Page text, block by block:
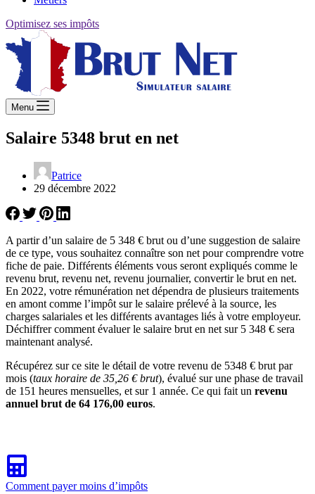
Optimisez ses impôts
Menu
Salaire 5348 brut en net
Patrice
29 décembre 2022
A partir d’un salaire de 5 348 € brut ou d’une suggestion de salaire
de ce type, vous souhaitez connaître son net pour comprendre votre
fiche de paie. Différents éléments vous seront expliqués comme le
revenu brut, revenu net, revenu journalier, convertir le brut en net.
En 2022, votre rémunération net dépendra de plusieurs traitements
en amont comme l’impôt sur le salaire prélevé à la source, les
charges salariales et les différents avantages liés à votre employeur.
Déchiffrer comment évaluer le salaire brut en net sur 5 348 € sera
maintenant analysé.
Récupérez sur ce site le détail de votre revenu de 5348 € brut par
mois (taux horaire de 35,26 € brut), évalué sur une phase de travail
de 151 heures mensuelles, et sur 1 année. Ce qui fait un revenu
annuel brut de 64 176,00 euros.
Comment payer moins d’impôts